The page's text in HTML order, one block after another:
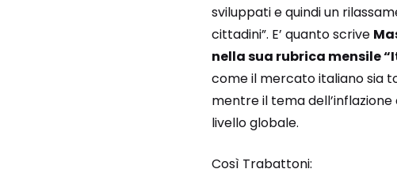
sviluppati e quindi un
cittadini”. E’ quanto scrive
nella sua rubrica mensile
come il mercato italiano sia
mentre il tema
livello globale.
Così Trabattoni: